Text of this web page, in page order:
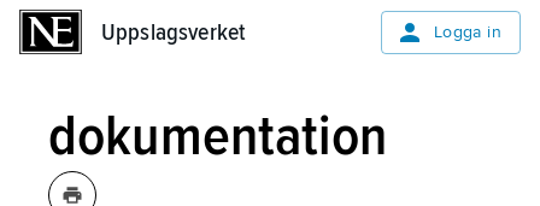
Uppslagsverket Logga in
dokumentation